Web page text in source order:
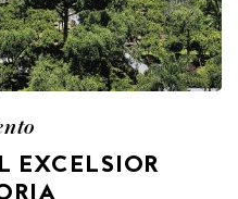
EXCELSIOR